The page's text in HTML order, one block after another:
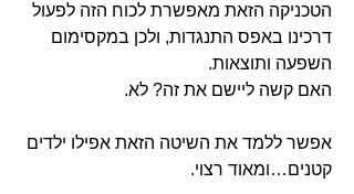
הטכניקה הזאת מאפשרת לכוח הזה לפעול
דרכינו באפס התנגדות, ולכן במקסימום
השפעה ותוצאות.
האם קשה ליישם את זה? לא.
אפשר ללמד את השיטה הזאת אפילו ילדים
קטנים…ומאוד רצוי.